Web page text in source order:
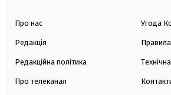
Про нас
Редакція
Редакційна політика
Про телеканал
Угода